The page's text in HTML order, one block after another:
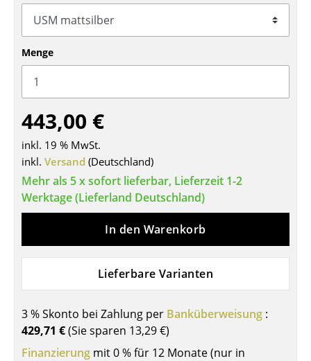
Bürosessel
Einzelteile
... alle Sitzmöbel
Tische
Esstische
Beistelltische
Couchtische
Schreibtische
Sekretäre & PC-Tische
Stehtische & Stehpulte
Kindertische
Gartentische
Menge
443,00 €
inkl. 19 % MwSt.
inkl. Versand (Deutschland)
Mehr als 5 x sofort lieferbar, Lieferzeit 1-2
Werktage (Lieferland Deutschland)
In den Warenkorb
Lieferbare Varianten
3 % Skonto bei Zahlung per Banküberweisung :
429,71 €(Sie sparen 13,29 €)
Finanzierung mit 0 % für 12 Monate (nur in